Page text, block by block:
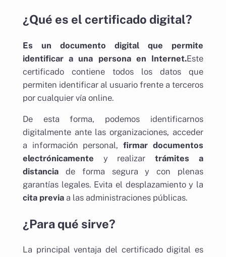
¿Qué es el certificado digital?
Es un documento digital que permite
identificar a una persona en Internet.Este
certificado contiene todos los datos que
permiten identificar al usuario frente a terceros
por cualquier vía online.
De esta forma, podemos identificarnos
digitalmente ante las organizaciones, acceder
a información personal,firmar documentos
electrónicamente y realizartrámites a
distancia de forma segura y con plenas
garantías legales. Evita el desplazamiento y la
cita previaa las administraciones públicas.
¿Para qué sirve?
La principal ventaja del certificado digital es